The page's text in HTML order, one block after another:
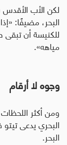
لكن الأب
البحر، مضيفًا:
للكنيسة أن تبقى
مياهه».
وجوه لا أرقام
ومن أكثر اللحظات
البحري يدعى
البحر.